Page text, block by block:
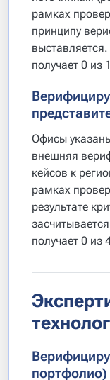
рамках
принципу
получает 0 из
Офисы
внешняя
кейсов к
рамках
результате
получает 0 из
портфолио)